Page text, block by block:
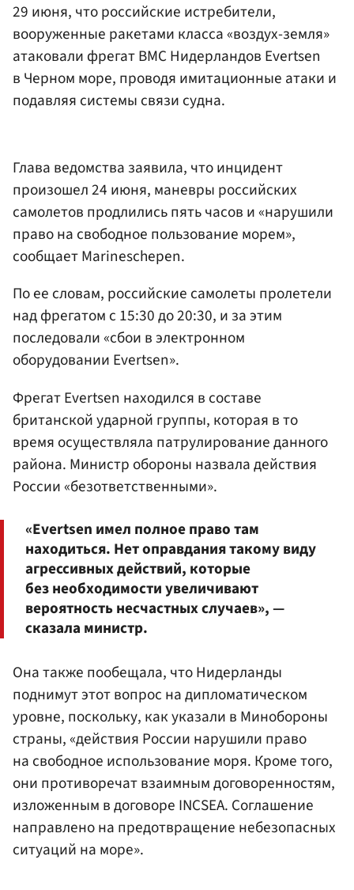
29 июня, что российские истребители,
вооруженные ракетами класса «воздух-земля»
атаковали фрегат ВМС Нидерландов Evertsen
в Черном море, проводя имитационные атаки и
подавляя системы связи судна.
Глава ведомства заявила, что инцидент
произошел 24 июня, маневры российских
самолетов продлились пять часов и «нарушили
право на свободное пользование морем»,
сообщает Marineschepen.
По ее словам, российские самолеты пролетели
над фрегатом с 15:30 до 20:30, и за этим
последовали «сбои в электронном
оборудовании Evertsen».
Фрегат Evertsen находился в составе
британской ударной группы, которая в то
время осуществляла патрулирование данного
района. Министр обороны назвала действия
России «безответственными».
«Evertsen имел полное право там
находиться. Нет оправдания такому виду
агрессивных действий, которые
без необходимости увеличивают
вероятность несчастных случаев», —
сказала министр.
Она также пообещала, что Нидерланды
поднимут этот вопрос на дипломатическом
уровне, поскольку, как указали в Минобороны
страны, «действия России нарушили право
на свободное использование моря. Кроме того,
они противоречат взаимным договоренностям,
изложенным в договоре INCSEA. Соглашение
направлено на предотвращение небезопасных
ситуаций на море».